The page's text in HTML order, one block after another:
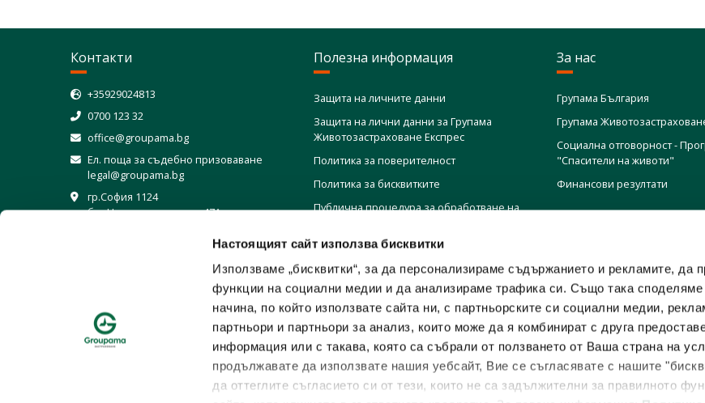
Настоящият сайт използва бисквитки
Използваме „бисквитки“, за да персонализираме съдържанието и рекламите, да
функции на социални медии и да анализираме трафика си. Също така
начина, по който използвате сайта ни, с партньорските си социални медии,
партньори и партньори за анализ, които може да я комбинират с друга
информация или с такава, която са събрали от ползването от Ваша страна на
продължавате да използвате нашия уебсайт, Вие се съгласявате с нашите
да оттеглите съгласието си от тези, които не са задължителни за правилното
Контакти
+35929024813
0700 123 32
office@groupama.bg
Ел. поща за съдебно призоваване
legal@groupama.bg
гр.София 1124
бул.Цариградско шосе 47А
Полезна информация
Защита на личните данни
Защита на лични данни за Групама
Животозастраховане Експрес
Политика за поверителност
Политика за бисквитките
Публична процедура за обработване на
индивидуални права
Условия и ред за подаване и управление
на жалби
Условия и ред за подаване и разглеждане
на сигнали по ЗЗЛПСПОИН
Уведомление за поверителност във
връзка с уреждане на претенции по
застрахователни договори
За нас
Групама България
Групама
Социална отговорност -
"Спасители на животи"
Финансови резултати